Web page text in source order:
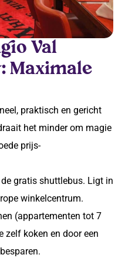
Val
Maximale
praktisch en gericht
het minder om magie
prijs-
gratis shuttlebus. Ligt in
winkelcentrum.
(appartementen tot 7
zelf koken en door een